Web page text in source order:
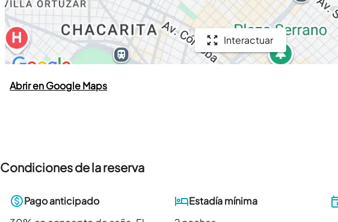
Interactuar
Abrir en Google Maps
Condiciones de la reserva
Pago anticipado
Estadía mínima